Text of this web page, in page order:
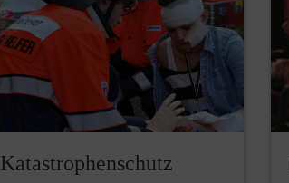
Katastrophenschutz